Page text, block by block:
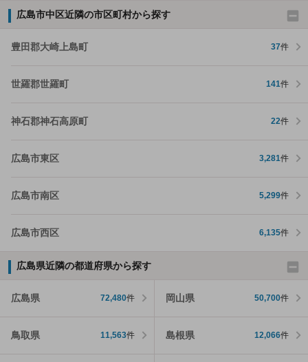
広島市中区近隣の市区町村から探す
豊田郡大崎上島町 37件
世羅郡世羅町 141件
神石郡神石高原町 22件
広島市東区 3,281件
広島市南区 5,299件
広島市西区 6,135件
広島県近隣の都道府県から探す
広島県 72,480件 岡山県 50,700件
鳥取県 11,563件 島根県 12,066件